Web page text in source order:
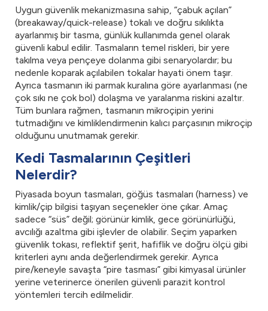
Uygun güvenlik mekanizmasına sahip, “çabuk açılan”
(breakaway/quick-release) tokalı ve doğru sıkılıkta
ayarlanmış bir tasma, günlük kullanımda genel olarak
güvenli kabul edilir. Tasmaların temel riskleri, bir yere
takılma veya pençeye dolanma gibi senaryolardır; bu
nedenle koparak açılabilen tokalar hayati önem taşır.
Ayrıca tasmanın iki parmak kuralına göre ayarlanması (ne
çok sıkı ne çok bol) dolaşma ve yaralanma riskini azaltır.
Tüm bunlara rağmen, tasmanın mikroçipin yerini
tutmadığını ve kimliklendirmenin kalıcı parçasının mikroçip
olduğunu unutmamak gerekir.
Kedi Tasmalarının Çeşitleri
Nelerdir?
Piyasada boyun tasmaları, göğüs tasmaları (harness) ve
kimlik/çip bilgisi taşıyan seçenekler öne çıkar. Amaç
sadece “süs” değil; görünür kimlik, gece görünürlüğü,
avcılığı azaltma gibi işlevler de olabilir. Seçim yaparken
güvenlik tokası, reflektif şerit, hafiflik ve doğru ölçü gibi
kriterleri aynı anda değerlendirmek gerekir. Ayrıca
pire/keneyle savaşta “pire tasması” gibi kimyasal ürünler
yerine veterinerce önerilen güvenli parazit kontrol
yöntemleri tercih edilmelidir.